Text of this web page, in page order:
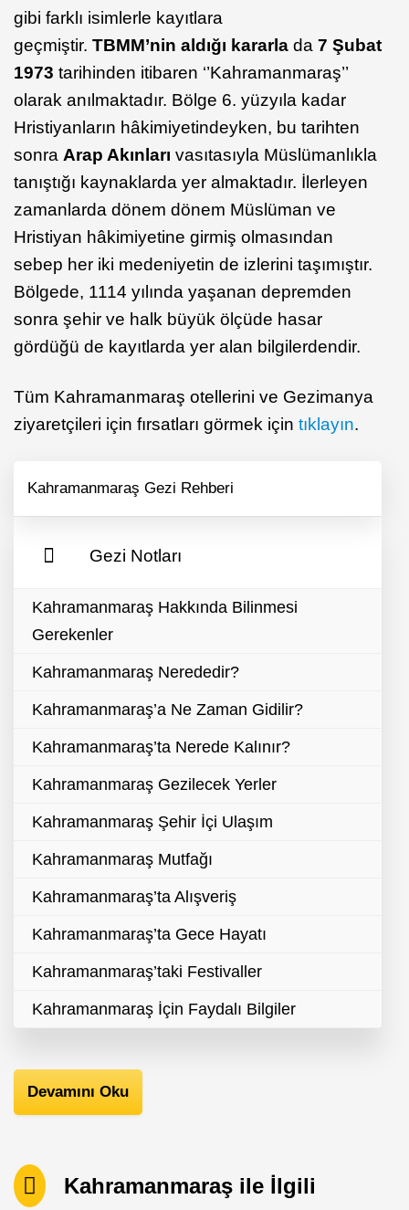
gibi farklı isimlerle kayıtlara
geçmiştir. TBMM’nin aldığı kararla da 7 Şubat
1973 tarihinden itibaren ‘’Kahramanmaraş’’
olarak anılmaktadır. Bölge 6. yüzyıla kadar
Hristiyanların hâkimiyetindeyken, bu tarihten
sonra Arap Akınları vasıtasıyla Müslümanlıkla
tanıştığı kaynaklarda yer almaktadır. İlerleyen
zamanlarda dönem dönem Müslüman ve
Hristiyan hâkimiyetine girmiş olmasından
sebep her iki medeniyetin de izlerini taşımıştır.
Bölgede, 1114 yılında yaşanan depremden
sonra şehir ve halk büyük ölçüde hasar
gördüğü de kayıtlarda yer alan bilgilerdendir.
Tüm Kahramanmaraş otellerini ve Gezimanya
ziyaretçileri için fırsatları görmek için tıklayın.
Kahramanmaraş Gezi Rehberi
Gezi Notları
Kahramanmaraş Hakkında Bilinmesi
Gerekenler
Kahramanmaraş Nerededir?
Kahramanmaraş’a Ne Zaman Gidilir?
Kahramanmaraş’ta Nerede Kalınır?
Kahramanmaraş Gezilecek Yerler
Kahramanmaraş Şehir İçi Ulaşım
Kahramanmaraş Mutfağı
Kahramanmaraş’ta Alışveriş
Kahramanmaraş’ta Gece Hayatı
Kahramanmaraş’taki Festivaller
Kahramanmaraş İçin Faydalı Bilgiler
Devamını Oku
Kahramanmaraş ile İlgili